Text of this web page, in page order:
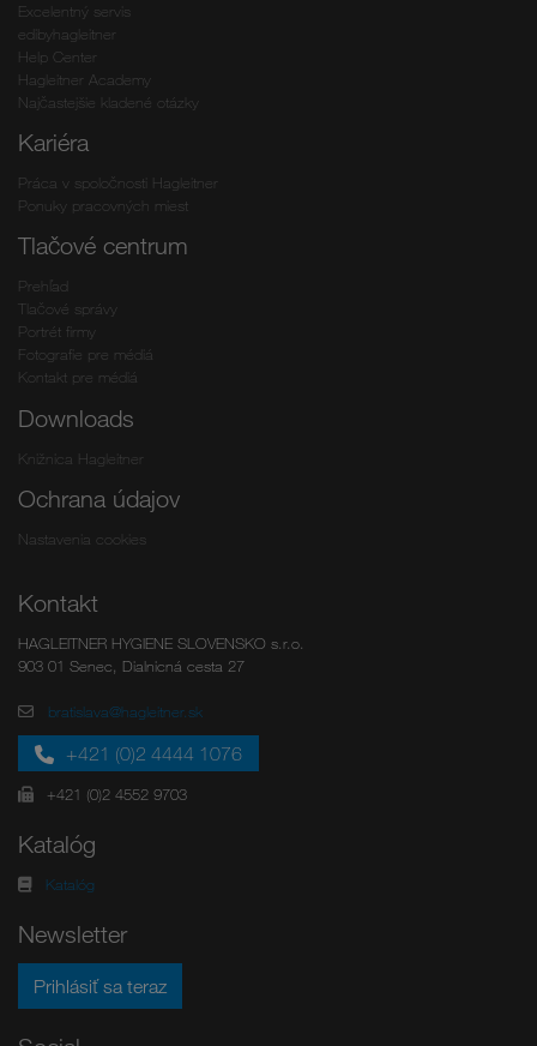
Excelentný servis
edibyhagleitner
Help Center
Hagleitner Academy
Najčastejšie kladené otázky
Kariéra
Práca v spoločnosti Hagleitner
Ponuky pracovných miest
Tlačové centrum
Prehľad
Tlačové správy
Portrét firmy
Fotografie pre médiá
Kontakt pre médiá
Downloads
Knižnica Hagleitner
Ochrana údajov
Nastavenia cookies
Kontakt
HAGLEITNER HYGIENE SLOVENSKO s.r.o.
903 01 Senec, Dialnicná cesta 27
bratislava@hagleitner.sk
+421 (0)2 4444 1076
+421 (0)2 4552 9703
Katalóg
Katalóg
Newsletter
Prihlásiť sa teraz